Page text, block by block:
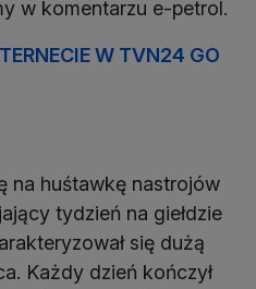
w komentarzu e-petrol.
W TVN24 GO
na huśtawkę nastrojów
tydzień na giełdzie
się dużą
Każdy dzień kończył